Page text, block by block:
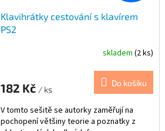
Klavihrátky cestování s klavírem
PS2
skladem (2 ks)
182 Kč / ks
Do košíku
V tomto sešitě se autorky zaměřují na
pochopení většiny teorie a poznatky z